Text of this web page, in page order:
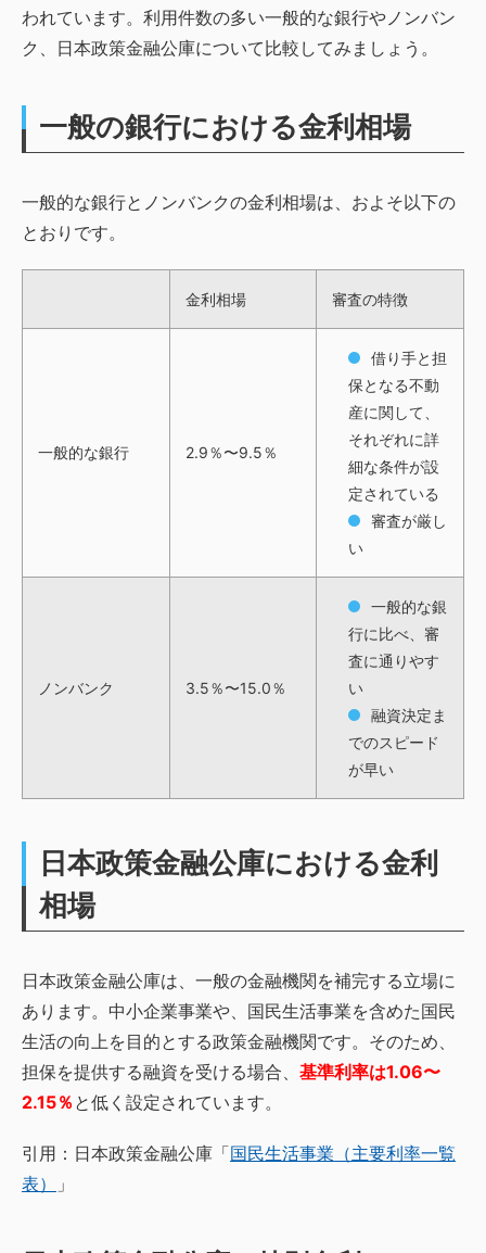
われています。利用件数の多い一般的な銀行やノンバン
ク、日本政策金融公庫について比較してみましょう。
一般の銀行における金利相場
一般的な銀行とノンバンクの金利相場は、およそ以下の
とおりです。
金利相場 審査の特徴
一般的な銀行 2.9％〜9.5％
借り手と担
保となる不動
産に関して、
それぞれに詳
細な条件が設
定されている
審査が厳し
い
ノンバンク 3.5％〜15.0％
一般的な銀
行に比べ、審
査に通りやす
い
融資決定ま
でのスピード
が早い
日本政策金融公庫における金利
相場
日本政策金融公庫は、一般の金融機関を補完する立場に
あります。中小企業事業や、国民生活事業を含めた国民
生活の向上を目的とする政策金融機関です。そのため、
担保を提供する融資を受ける場合、 基準利率は1.06〜
2.15％ と低く設定されています。
引用：日本政策金融公庫「国民生活事業（主要利率一覧
表）
」